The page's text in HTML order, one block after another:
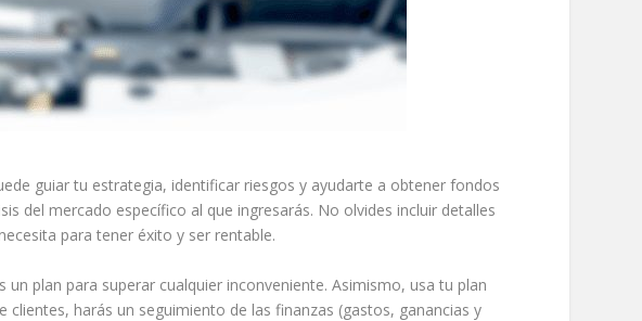
guiar tu estrategia, identificar riesgos y ayudarte a obtener fondos
del mercado específico al que ingresarás. No olvides incluir detalles
para tener éxito y ser rentable.
plan para superar cualquier inconveniente. Asimismo, usa tu plan
harás un seguimiento de las finanzas (gastos, ganancias y